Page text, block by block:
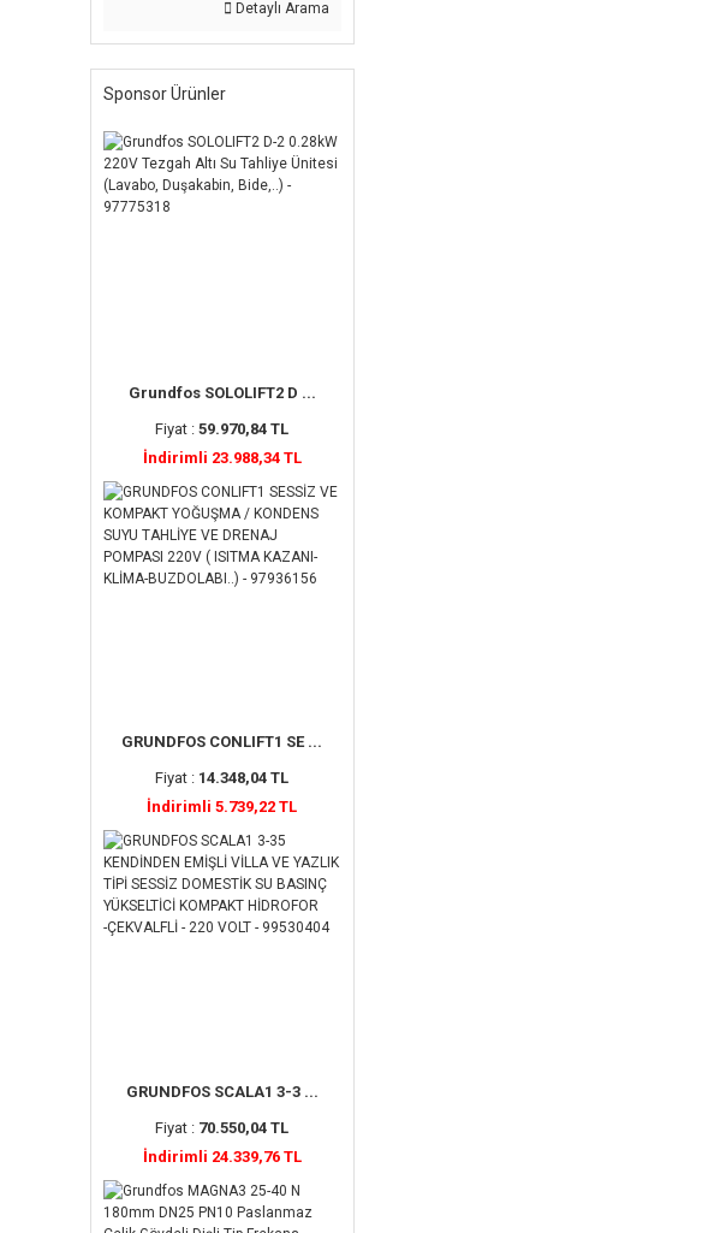
Detaylı Arama
Sponsor Ürünler
Grundfos SOLOLIFT2 D ...
Fiyat :59.970,84 TL
İndirimli 23.988,34 TL
GRUNDFOS CONLIFT1 SE ...
Fiyat : 14.348,04 TL
İndirimli 5.739,22 TL
GRUNDFOS SCALA1 3-3 ...
Fiyat : 70.550,04 TL
İndirimli 24.339,76 TL